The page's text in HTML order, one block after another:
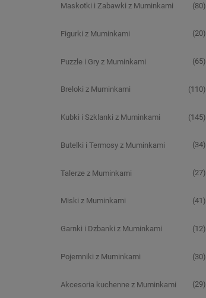
Maskotki i Zabawki z Muminkami (80)
Figurki z Muminkami (20)
Puzzle i Gry z Muminkami (65)
Breloki z Muminkami (110)
Kubki i Szklanki z Muminkami (145)
Butelki i Termosy z Muminkami (34)
Talerze z Muminkami (27)
Miski z Muminkami (41)
Garnki i Dzbanki z Muminkami (12)
Pojemniki z Muminkami (30)
Akcesoria kuchenne z Muminkami (29)